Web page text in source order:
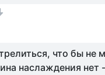
что бы не
наслаждения нет